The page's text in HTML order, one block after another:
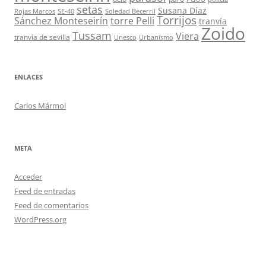
Rojas Marcos SE-40 setas Soledad Becerril Susana Díaz
Sánchez Monteseirín torre Pelli Torrijos tranvía
tranvía de sevilla Tussam Unesco Urbanismo Viera Zoido
ENLACES
Carlos Mármol
META
Acceder
Feed de entradas
Feed de comentarios
WordPress.org